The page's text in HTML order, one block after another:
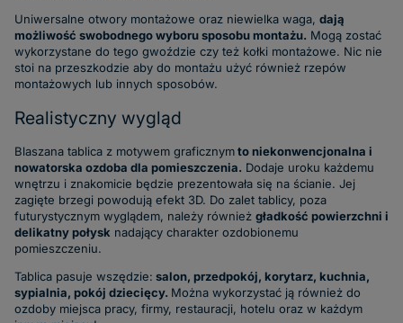
Uniwersalne otwory montażowe oraz niewielka waga, dają
możliwość swobodnego wyboru sposobu montażu. Mogą zostać
wykorzystane do tego gwoździe czy też kołki montażowe. Nic nie
stoi na przeszkodzie aby do montażu użyć również rzepów
montażowych lub innych sposobów.
Realistyczny wygląd
Blaszana tablica z motywem graficznymto niekonwencjonalna i
nowatorska ozdoba dla pomieszczenia. Dodaje uroku każdemu
wnętrzu i znakomicie będzie prezentowała się na ścianie. Jej
zagięte brzegi powodują efekt 3D. Do zalet tablicy, poza
futurystycznym wyglądem, należy również gładkość powierzchni i
delikatny połysk nadający charakter ozdobionemu
pomieszczeniu.
Tablica pasuje wszędzie: salon, przedpokój, korytarz, kuchnia,
sypialnia, pokój dziecięcy. Można wykorzystać ją również do
ozdoby miejsca pracy, firmy, restauracji, hotelu oraz w każdym